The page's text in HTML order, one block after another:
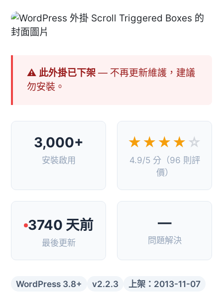
⚠ 此外掛已下架— 不再更新維護，建議
勿安裝。
3,000+
安裝啟用
★★★★ ☆
4.9/5 分（96 則評
價）
3740 天前
最後更新
—
問題解決
WordPress 3.8+ v2.2.3 上架：2013-11-07